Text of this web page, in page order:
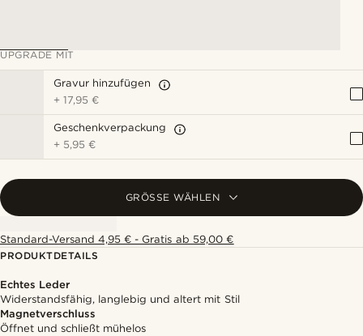
UPGRADE MIT
Gravur hinzufügen
+17,95 €
Geschenkverpackung
+ 5,95 €
GRÖSSE WÄHLEN
Standard-Versand 4,95 € - Gratis ab 59,00 €
PRODUKTDETAILS
Echtes Leder
Widerstandsfähig, langlebig und altert mit Stil
Magnetverschluss
Öffnet und schließt mühelos